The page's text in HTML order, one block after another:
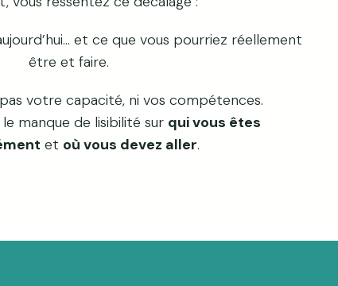
et ce que vous pourriez réellement
être et faire.
votre capacité, ni vos compétences.
manque de lisibilité sur qui vous êtes
et où vous devez aller.